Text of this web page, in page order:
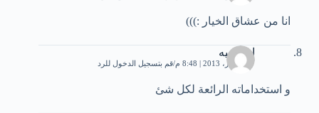
انا من عشاق الخيار :)))
اضكخيه
7 ديسمبر، 2013 | 8:48 م قم بتسجيل الدخول للرد
و استخداماته الرائعة لكل شئ